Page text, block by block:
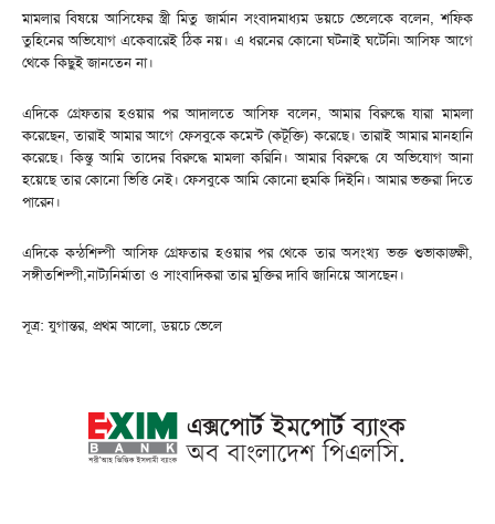
মামলার বিষয়ে আসিফের স্ত্রী মিতু জার্মান সংবাদমাধ্যম ডয়চে ভেলেকে বলেন, শফিক
তুহিনের অভিযোগ একেবারেই ঠিক নয়। এ ধরনের কোনো ঘটনাই ঘটেনি৷ আসিফ আগে
থেকে কিছুই জানতেন না।
এদিকে গ্রেফতার হওয়ার পর আদালতে আসিফ বলেন, আমার বিরুদ্ধে যারা মামলা
করেছেন, তারাই আমার আগে ফেসবুকে কমেন্ট (কটূক্তি) করেছে। তারাই আমার মানহানি
করেছে। কিন্তু আমি তাদের বিরুদ্ধে মামলা করিনি। আমার বিরুদ্ধে যে অভিযোগ আনা
হয়েছে তার কোনো ভিত্তি নেই। ফেসবুকে আমি কোনো হুমকি দিইনি। আমার ভক্তরা দিতে
পারেন।
এদিকে কন্ঠশিল্পী আসিফ গ্রেফতার হওয়ার পর থেকে তার অসংখ্য ভক্ত শুভাকাঙ্ক্ষী,
সঙ্গীতশিল্পী,নাট্যনির্মাতা ও সাংবাদিকরা তার মুক্তির দাবি জানিয়ে আসছেন।
সূত্র: যুগান্তর, প্রথম আলো, ডয়চে ভেলে